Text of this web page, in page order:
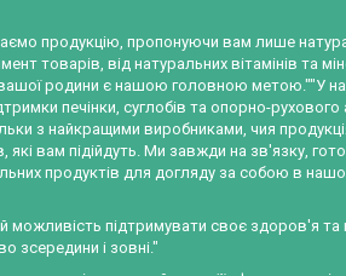
продукцію, пропонуючи вам лише
товарів, від натуральних вітамінів та
вашої родини є нашою головною метою.""У
печінки, суглобів та опорно-
з найкращими виробниками, чия
вам підійдуть. Ми завжди на зв'язку,
продуктів для догляду за собою в
можливість підтримувати своє здоров'я
зсередини і зовні."